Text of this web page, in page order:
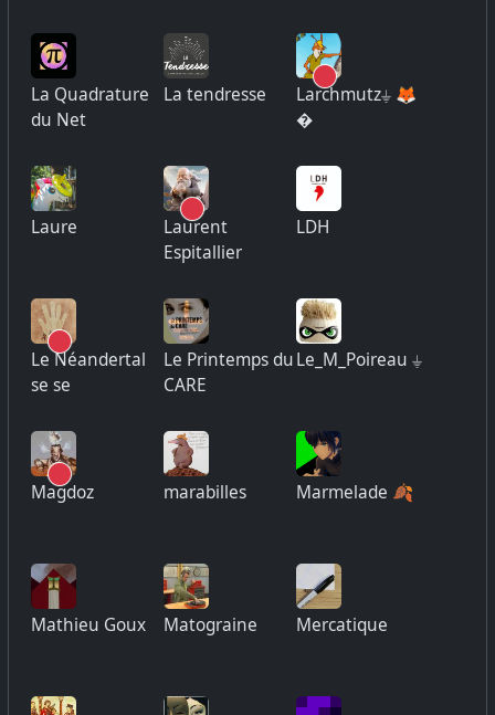
La Quadrature
du Net
La tendresse
Larchmutz⏚ 🦊
�
Laure
Laurent
Espitallier
LDH
Le Néandertal
se se
Le Printemps du
CARE
Le_M_Poireau ⏚
Magdoz marabilles Marmelade 🍂
Mathieu Goux Matograine Mercatique